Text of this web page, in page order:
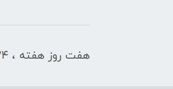
هفت روز هفته ، ۲۴ ساعت شبانه‌روز پاسخگوی شما هستیم